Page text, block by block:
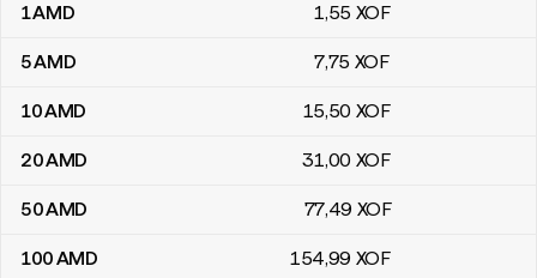
1AMD 1,55 XOF
5AMD 7,75 XOF
10AMD 15,50 XOF
20AMD 31,00 XOF
50AMD 77,49 XOF
100AMD 154,99 XOF